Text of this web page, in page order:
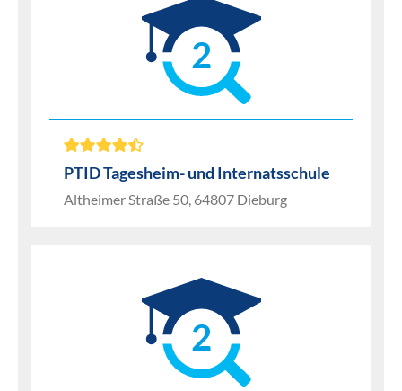
2
PTID Tagesheim- und Internatsschule
Altheimer Straße 50, 64807 Dieburg
2